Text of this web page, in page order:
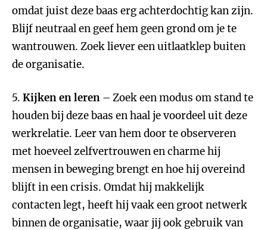
omdat juist deze baas erg achterdochtig kan zijn.
Blijf neutraal en geef hem geen grond om je te
wantrouwen. Zoek liever een uitlaatklep buiten
de organisatie.
5. Kijken en leren – Zoek een modus om stand te
houden bij deze baas en haal je voordeel uit deze
werkrelatie. Leer van hem door te observeren
met hoeveel zelfvertrouwen en charme hij
mensen in beweging brengt en hoe hij overeind
blijft in een crisis. Omdat hij makkelijk
contacten legt, heeft hij vaak een groot netwerk
binnen de organisatie, waar jij ook gebruik van